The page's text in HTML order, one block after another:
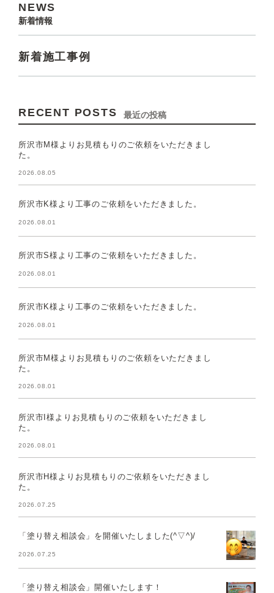
NEWS
新着情報
新着施工事例
RECENT POSTS 最近の投稿
所沢市M様よりお見積もりのご依頼をいただきまし
た。
2026.08.05
所沢市K様より工事のご依頼をいただきました。
2026.08.01
所沢市S様より工事のご依頼をいただきました。
2026.08.01
所沢市K様より工事のご依頼をいただきました。
2026.08.01
所沢市M様よりお見積もりのご依頼をいただきまし
た。
2026.08.01
所沢市I様よりお見積もりのご依頼をいただきまし
た。
2026.08.01
所沢市H様よりお見積もりのご依頼をいただきまし
た。
2026.07.25
「塗り替え相談会」を開催いたしました(^▽^)/
2026.07.25
「塗り替え相談会」開催いたします！